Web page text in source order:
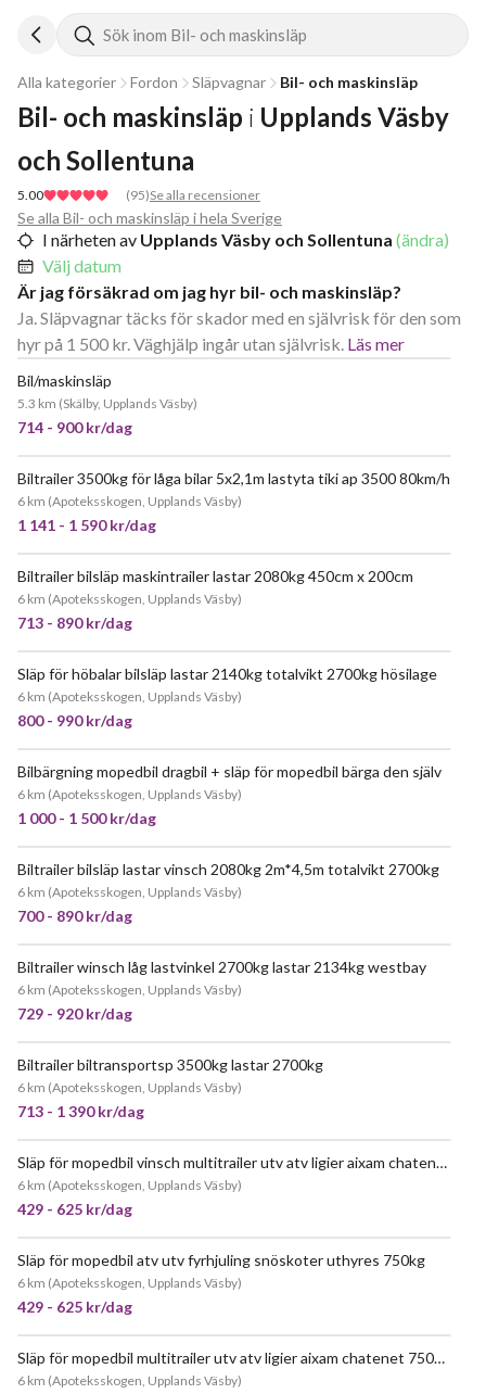
Sök inom Bil- och maskinsläp
Alla kategorier Fordon Släpvagnar Bil- och maskinsläp
5.00 (95)Se alla recensioner
Bil- och maskinsläp i Upplands Väsby
och Sollentuna
Se alla Bil- och maskinsläp i hela Sverige
I närheten av Upplands Väsby och Sollentuna (ändra)
Välj datum
Är jag försäkrad om jag hyr bil- och maskinsläp?
Ja. Släpvagnar täcks för skador med en självrisk för den som
hyr på 1 500 kr. Väghjälp ingår utan självrisk. Läs mer
Bil/maskinsläp
5.3 km (Skälby, Upplands Väsby)
714 - 900 kr/dag
Biltrailer 3500kg för låga bilar 5x2,1m lastyta tiki ap 3500 80km/h
6 km (Apoteksskogen, Upplands Väsby)
1 141 - 1 590 kr/dag
POPULÄR
Biltrailer bilsläp maskintrailer lastar 2080kg 450cm x 200cm
6 km (Apoteksskogen, Upplands Väsby)
713 - 890 kr/dag
POPULÄR
Släp för höbalar bilsläp lastar 2140kg totalvikt 2700kg hösilage
6 km (Apoteksskogen, Upplands Väsby)
800 - 990 kr/dag
Bilbärgning mopedbil dragbil + släp för mopedbil bärga den själv
6 km (Apoteksskogen, Upplands Väsby)
1 000 - 1 500 kr/dag
POPULÄR
Biltrailer bilsläp lastar vinsch 2080kg 2m*4,5m totalvikt 2700kg
6 km (Apoteksskogen, Upplands Väsby)
700 - 890 kr/dag
JÄTTEPOPULÄR
Biltrailer winsch låg lastvinkel 2700kg lastar 2134kg westbay
6 km (Apoteksskogen, Upplands Väsby)
729 - 920 kr/dag
Biltrailer biltransportsp 3500kg lastar 2700kg
6 km (Apoteksskogen, Upplands Väsby)
713 - 1 390 kr/dag
JÄTTEPOPULÄR Släp för mopedbil vinsch multitrailer utv atv ligier aixam chatenet 750kg b körkort öppet släp flaksläp
6 km (Apoteksskogen, Upplands Väsby)
429 - 625 kr/dag
Släp för mopedbil atv utv fyrhjuling snöskoter uthyres 750kg
6 km (Apoteksskogen, Upplands Väsby)
429 - 625 kr/dag
Släp för mopedbil multitrailer utv atv ligier aixam chatenet 750kg b körkort öppet släp flaksläp
6 km (Apoteksskogen, Upplands Väsby)